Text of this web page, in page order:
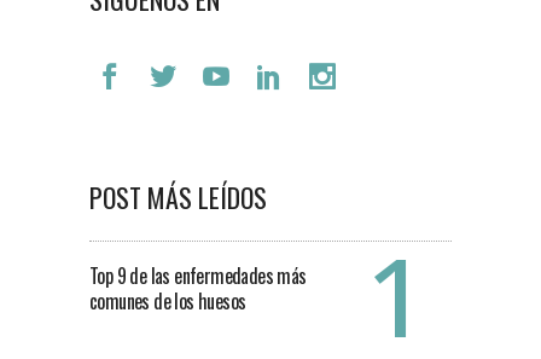
POST MÁS LEÍDOS
Top 9 de las enfermedades más
comunes de los huesos